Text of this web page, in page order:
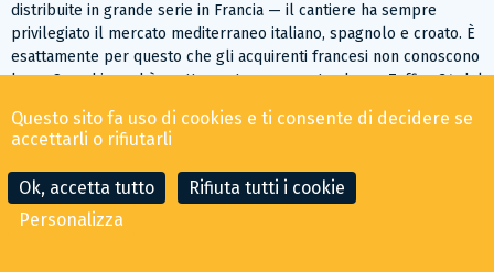
distribuite in grande serie in Francia — il cantiere ha sempre
privilegiato il mercato mediterraneo italiano, spagnolo e croato. È
esattamente per questo che gli acquirenti francesi non conoscono
bene Cranchi — ed è esattamente per questo che un Zaffiro 34 del
sarebbe a 70.000.
Cos'è davvero il Zaffiro 34
Il Zaffiro 34 è unosport-cruiser con lunghezza dello scafo di
10,34-10,35 metri
Questo sito fa uso di cookies e ti consente di decidere se
accettarli o rifiutarli
Ok, accetta tutto
Rifiuta tutti i cookie
Personalizza